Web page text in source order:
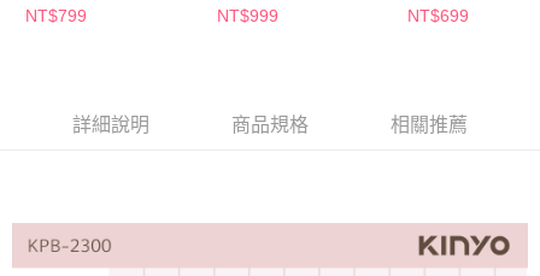
5000mAh-兩色任選
NT$799
10000mAh-兩色任選
NT$999
TypeC-兩色任選
NT$699
詳細說明 商品規格 相關推薦